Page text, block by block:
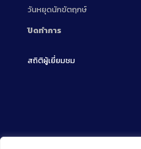
วันหยุดนักขัตฤกษ์
ปิดทำการ
สถิติผู้เยี่ยมชม